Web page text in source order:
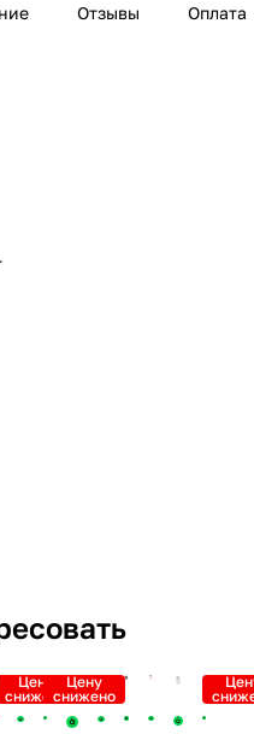
Отзывы Оплата
Цену
снижено
Цену
снижено